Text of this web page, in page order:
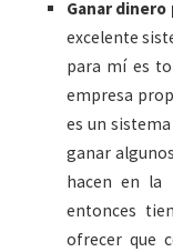
Ganar
excelente
para mí es
empresa
es un
ganar
hacen en la
entonces
ofrecer que